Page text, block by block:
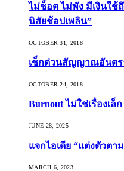
ไม่ช็อต ไม่พัง มีเงินใช้
นิสัยช้อปเพลิน”
OCTOBER 31, 2018
เช็กด่วนสัญญาณอันตรา
OCTOBER 24, 2018
Burnout ไม่ใช่เรื่องเล็
JUNE 28, 2025
แจกไอเดีย “แต่งตัวตา
MARCH 6, 2023